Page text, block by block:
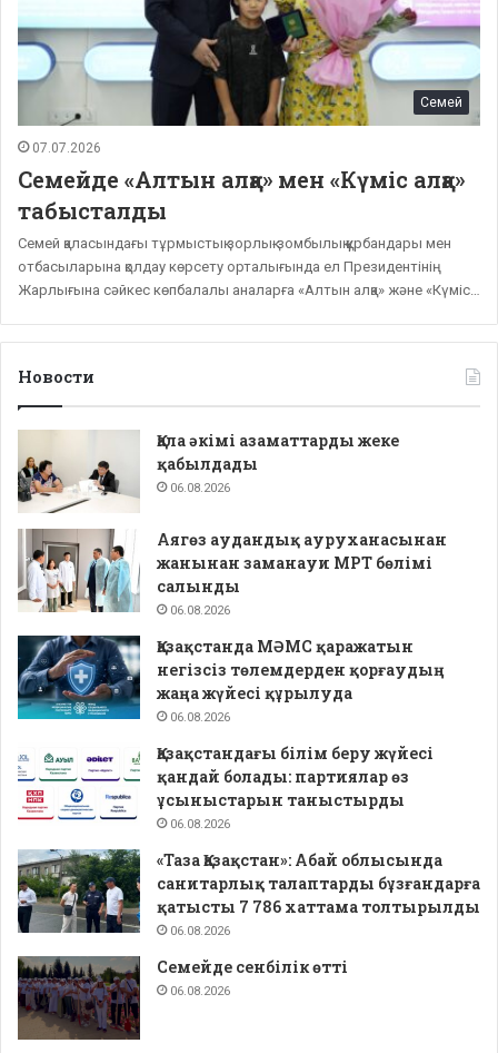
Семей
07.07.2026
Семейде «Алтын алқа» мен «Күміс алқа»
табысталды
Семей қаласындағы тұрмыстық зорлық-зомбылық құрбандары мен
отбасыларына қолдау көрсету орталығында ел Президентінің
Жарлығына сәйкес көпбалалы аналарға «Алтын алқа» және «Күміс…
Новости
Қала әкімі азаматтарды жеке
қабылдады
06.08.2026
Аягөз аудандық ауруханасынан
жанынан заманауи МРТ бөлімі
салынды
06.08.2026
Қазақстанда МӘМС қаражатын
негізсіз төлемдерден қорғаудың
жаңа жүйесі құрылуда
06.08.2026
Қазақстандағы білім беру жүйесі
қандай болады: партиялар өз
ұсыныстарын таныстырды
06.08.2026
«Таза Қазақстан»: Абай облысында
санитарлық талаптарды бұзғандарға
қатысты 7 786 хаттама толтырылды
06.08.2026
Семейде сенбілік өтті
06.08.2026